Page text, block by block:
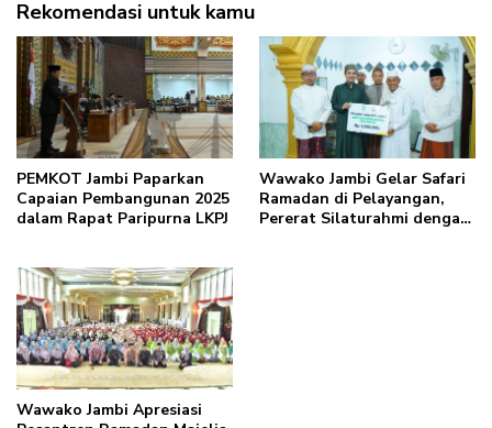
Rekomendasi untuk kamu
PEMKOT Jambi Paparkan
Capaian Pembangunan 2025
dalam Rapat Paripurna LKPJ
Wawako Jambi Gelar Safari
Ramadan di Pelayangan,
Pererat Silaturahmi dengan
Wawako Jambi Apresiasi